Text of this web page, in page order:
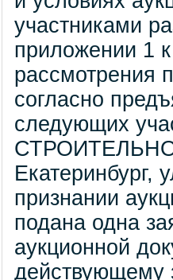
участниками
приложении 1
рассмотрения
согласно
следующих
признании
подана одна
аукционной
действующему